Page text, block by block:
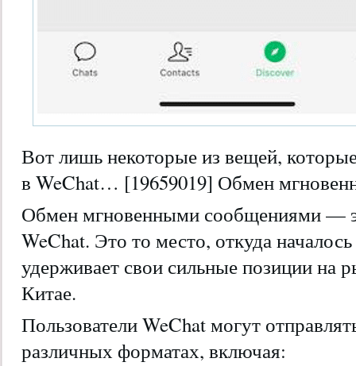
Вот лишь некоторые из вещей,
в WeChat… [19659019] Обмен
Обмен мгновенными сообщениями —
WeChat. Это то место, откуда
удерживает свои сильные позиции на
Китае.
Пользователи WeChat могут
различных форматах, включая: